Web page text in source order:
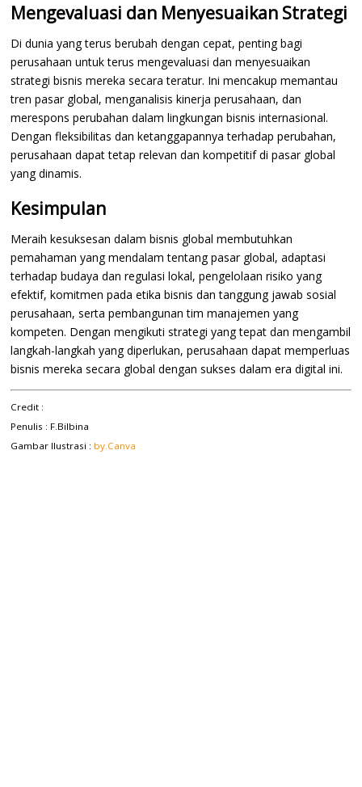
Mengevaluasi dan Menyesuaikan Strategi
Di dunia yang terus berubah dengan cepat, penting bagi
perusahaan untuk terus mengevaluasi dan menyesuaikan
strategi bisnis mereka secara teratur. Ini mencakup memantau
tren pasar global, menganalisis kinerja perusahaan, dan
merespons perubahan dalam lingkungan bisnis internasional.
Dengan fleksibilitas dan ketanggapannya terhadap perubahan,
perusahaan dapat tetap relevan dan kompetitif di pasar global
yang dinamis.
Kesimpulan
Meraih kesuksesan dalam bisnis global membutuhkan
pemahaman yang mendalam tentang pasar global, adaptasi
terhadap budaya dan regulasi lokal, pengelolaan risiko yang
efektif, komitmen pada etika bisnis dan tanggung jawab sosial
perusahaan, serta pembangunan tim manajemen yang
kompeten. Dengan mengikuti strategi yang tepat dan mengambil
langkah-langkah yang diperlukan, perusahaan dapat memperluas
bisnis mereka secara global dengan sukses dalam era digital ini.
Credit :
Penulis : F.Bilbina
Gambar Ilustrasi : by.Canva